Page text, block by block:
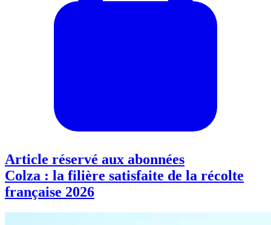
Article réservé aux abonnées
Colza : la filière satisfaite de la récolte
française 2026